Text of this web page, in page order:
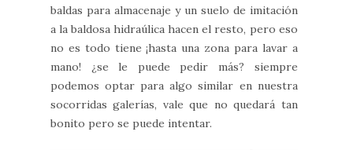
baldas para almacenaje y un suelo de imitación
a la baldosa hidraúlica hacen el resto, pero eso
no es todo tiene ¡hasta una zona para lavar a
mano! ¿se le puede pedir más? siempre
podemos optar para algo similar en nuestra
socorridas galerías, vale que no quedará tan
bonito pero se puede intentar.